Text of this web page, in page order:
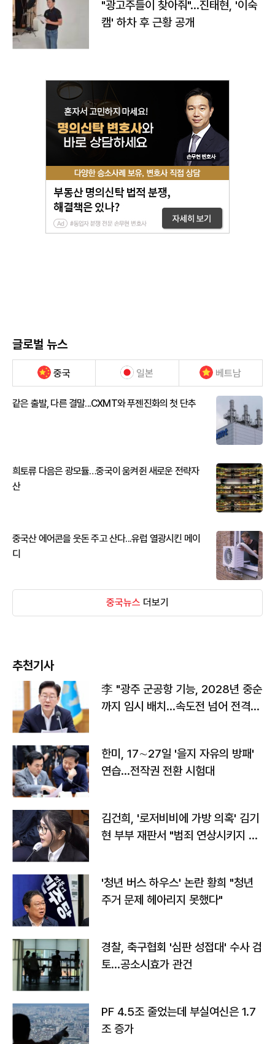
"광고주들이 찾아줘"…진태현, '이숙
캠' 하차 후 근황 공개
글로벌 뉴스
중국 일본 베트남
같은 출발, 다른 결말...CXMT와 푸젠진화의 첫 단추
희토류 다음은 광모듈…중국이 움켜쥔 새로운 전략자
산
중국산 에어콘을 웃돈 주고 산다...유럽 열광시킨 메이
디
중국뉴스 더보기
추천기사
李 "광주 군공항 기능, 2028년 중순
까지 임시 배치…속도전 넘어 전격
한미, 17∼27일 '을지 자유의 방패'
연습…전작권 전환 시험대
김건희, '로저비비에 가방 의혹' 김기
현 부부 재판서 "범죄 연상시키지 말
'청년 버스 하우스' 논란 황희 "청년
주거 문제 헤아리지 못했다"
경찰, 축구협회 '심판 성접대' 수사 검
토…공소시효가 관건
PF 4.5조 줄었는데 부실여신은 1.7
조 증가